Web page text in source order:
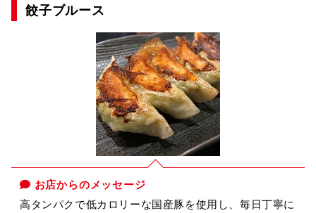
餃子ブルース
お店からのメッセージ
高タンパクで低カロリーな国産豚を使用し、毎日丁寧に